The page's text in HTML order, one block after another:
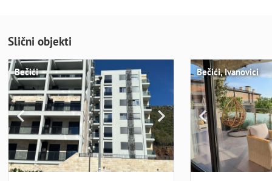
Slični objekti
Bečići Bečići, Ivanovici